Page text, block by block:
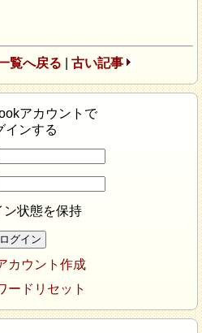
覧へ戻る 古い記事
アカウントで
インする
ン状態を保持
カウント作成
ードリセット